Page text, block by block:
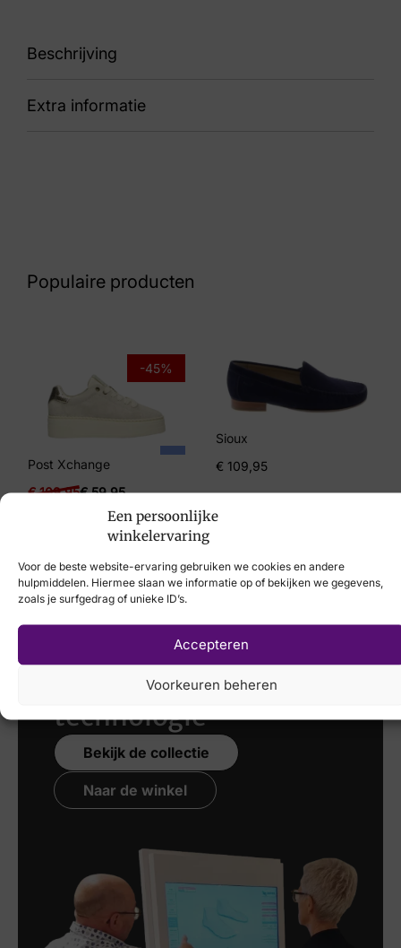
Een persoonlijke
winkelervaring
Voor de beste website-ervaring gebruiken we cookies en andere
hulpmiddelen. Hiermee slaan we informatie op of bekijken we gegevens,
zoals je surfgedrag of unieke ID’s.
Accepteren
Voorkeuren beheren
Beschrijving
sneaker
Extra informatie
Piedi Nudi
Artikelnummer
2487-03
Populaire producten
-45%
Post Xchange
€109,95€59,95
Sioux
€ 109,95
Laat uw voeten
met de
nieuwste 3D
technologie
Bekijk de collectie
Naar de winkel